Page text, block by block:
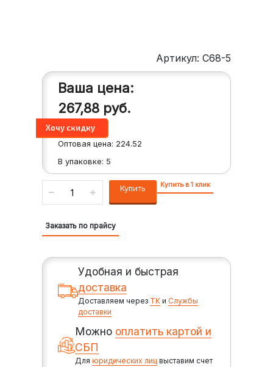
Артикул: C68-5
Ваша цена:
267,88 руб.
Оптовая цена: 224.52
В упаковке: 5
Купить Купить в 1 клик
Заказать по прайсу
Удобная и быстрая
доставка
Доставляем через ТК иСлужбы
доставки
Можно оплатить картой и
СБП
Дляюридических лиц выставим счет